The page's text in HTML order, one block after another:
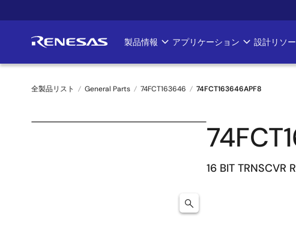
イ
ン
Main
navigation
製品情報 アプリケーション 設計リソ
パ
全製品リスト General Parts 74FCT163646 74FCT163646APF8
16 BIT TRNSCVR